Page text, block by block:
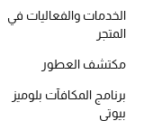
الموسم الجديد
أحذية النسائية
الخدمات والفعاليات في
المتجر
مكتشف العطور
برنامج المكافآت بلوميز
بيوتي